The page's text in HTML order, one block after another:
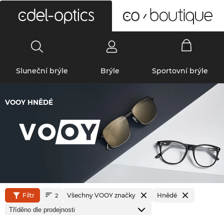
Sluneční brýle Brýle Sportovní brýle
VOOY HNĚDÉ
Filtr 2 Všechny VOOY značky Hnědé